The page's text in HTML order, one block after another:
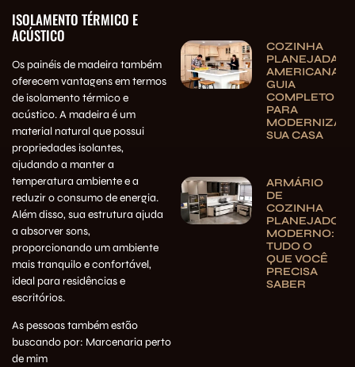
ISOLAMENTO TÉRMICO E
ACÚSTICO
Os painéis de madeira também
oferecem vantagens em termos
de isolamento térmico e
acústico. A madeira é um
material natural que possui
propriedades isolantes,
ajudando a manter a
temperatura ambiente e a
reduzir o consumo de energia.
Além disso, sua estrutura ajuda
a absorver sons,
proporcionando um ambiente
mais tranquilo e confortável,
ideal para residências e
escritórios.
As pessoas também estão
buscando por: Marcenaria perto
de mim
COZINHA
PLANEJADA
AMERICANA:
GUIA
COMPLETO
PARA
MODERNIZAR
SUA CASA
ARMÁRIO
DE
COZINHA
PLANEJADO
MODERNO:
TUDO O
QUE VOCÊ
PRECISA
SABER